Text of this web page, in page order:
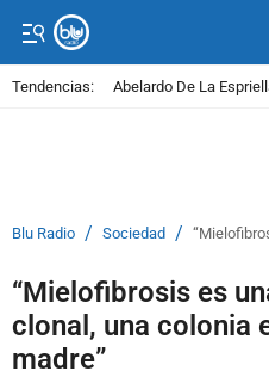
Tendencias: Abelardo De La
Blu Radio / Sociedad /
“Mielofibrosis es
clonal, una colonia
madre”